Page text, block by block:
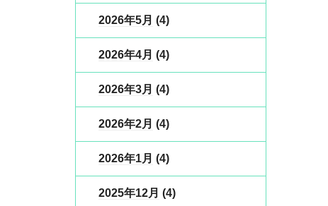
2026年5月 (4)
2026年4月 (4)
2026年3月 (4)
2026年2月 (4)
2026年1月 (4)
2025年12月 (4)